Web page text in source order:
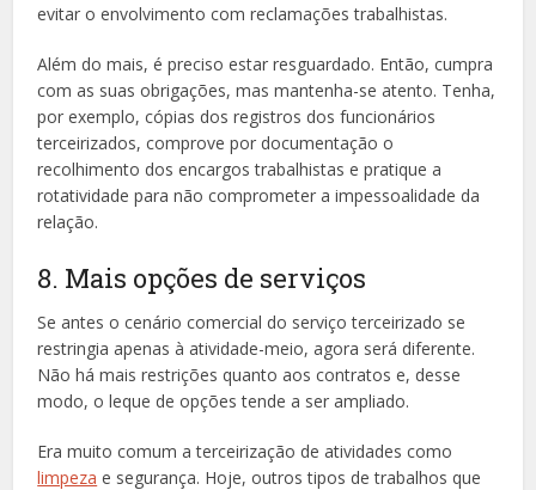
evitar o envolvimento com reclamações trabalhistas.
Além do mais, é preciso estar resguardado. Então, cumpra
com as suas obrigações, mas mantenha-se atento. Tenha,
por exemplo, cópias dos registros dos funcionários
terceirizados, comprove por documentação o
recolhimento dos encargos trabalhistas e pratique a
rotatividade para não comprometer a impessoalidade da
relação.
8. Mais opções de serviços
Se antes o cenário comercial do serviço terceirizado se
restringia apenas à atividade-meio, agora será diferente.
Não há mais restrições quanto aos contratos e, desse
modo, o leque de opções tende a ser ampliado.
Era muito comum a terceirização de atividades como
limpeza e segurança. Hoje, outros tipos de trabalhos que